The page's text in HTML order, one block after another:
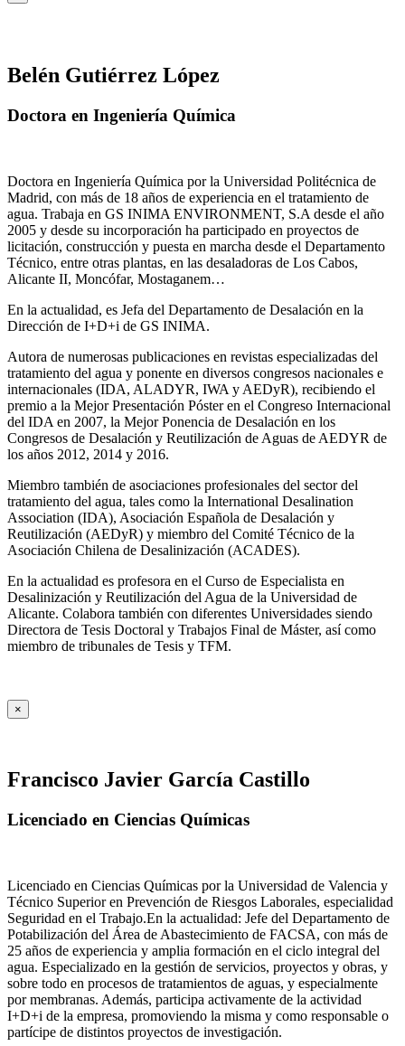
Belén Gutiérrez López
Doctora en Ingeniería Química
Doctora en Ingeniería Química por la Universidad Politécnica de
Madrid, con más de 18 años de experiencia en el tratamiento de
agua. Trabaja en GS INIMA ENVIRONMENT, S.A desde el año
2005 y desde su incorporación ha participado en proyectos de
licitación, construcción y puesta en marcha desde el Departamento
Técnico, entre otras plantas, en las desaladoras de Los Cabos,
Alicante II, Moncófar, Mostaganem…
En la actualidad, es Jefa del Departamento de Desalación en la
Dirección de I+D+i de GS INIMA.
Autora de numerosas publicaciones en revistas especializadas del
tratamiento del agua y ponente en diversos congresos nacionales e
internacionales (IDA, ALADYR, IWA y AEDyR), recibiendo el
premio a la Mejor Presentación Póster en el Congreso Internacional
del IDA en 2007, la Mejor Ponencia de Desalación en los
Congresos de Desalación y Reutilización de Aguas de AEDYR de
los años 2012, 2014 y 2016.
Miembro también de asociaciones profesionales del sector del
tratamiento del agua, tales como la International Desalination
Association (IDA), Asociación Española de Desalación y
Reutilización (AEDyR) y miembro del Comité Técnico de la
Asociación Chilena de Desalinización (ACADES).
En la actualidad es profesora en el Curso de Especialista en
Desalinización y Reutilización del Agua de la Universidad de
Alicante. Colabora también con diferentes Universidades siendo
Directora de Tesis Doctoral y Trabajos Final de Máster, así como
miembro de tribunales de Tesis y TFM.
×
Francisco Javier García Castillo
Licenciado en Ciencias Químicas
Licenciado en Ciencias Químicas por la Universidad de Valencia y
Técnico Superior en Prevención de Riesgos Laborales, especialidad
Seguridad en el Trabajo.En la actualidad: Jefe del Departamento de
Potabilización del Área de Abastecimiento de FACSA, con más de
25 años de experiencia y amplia formación en el ciclo integral del
agua. Especializado en la gestión de servicios, proyectos y obras, y
sobre todo en procesos de tratamientos de aguas, y especialmente
por membranas. Además, participa activamente de la actividad
I+D+i de la empresa, promoviendo la misma y como responsable o
partícipe de distintos proyectos de investigación.